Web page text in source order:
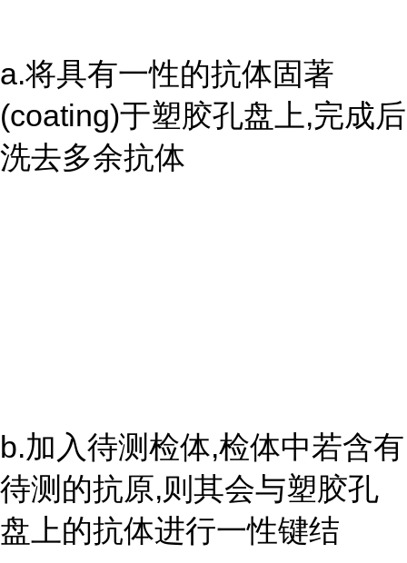
a.将具有一性的抗体固著
(coating)于塑胶孔盘上,完成后
洗去多余抗体
b.加入待测检体,检体中若含有
待测的抗原,则其会与塑胶孔
盘上的抗体进行一性键结